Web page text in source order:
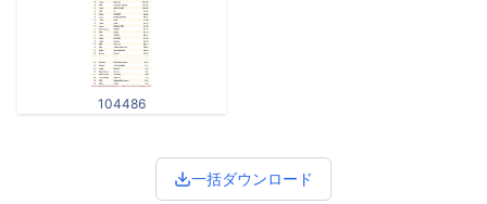
104486
一括ダウンロード